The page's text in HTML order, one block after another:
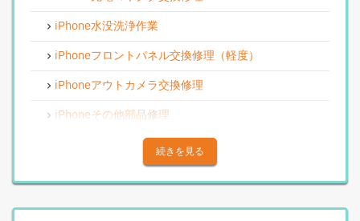
iPhone水没洗浄作業
iPhoneフロントパネル交換修理（軽度）
iPhoneアウトカメラ交換修理
iPhoneその他部品修理
iPhoneアウトカメラレンズ交換修理
iPhoneスピーカー関連修理
続きを見る